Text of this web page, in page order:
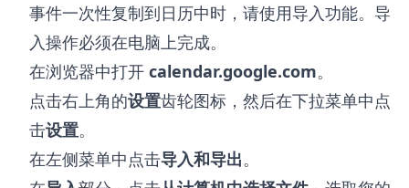
事件一次性复制到日历中时，请使用导入功能。导
入操作必须在电脑上完成。
在浏览器中打开 calendar.google.com。
点击右上角的设置齿轮图标，然后在下拉菜单中点
击设置。
在左侧菜单中点击导入和导出。